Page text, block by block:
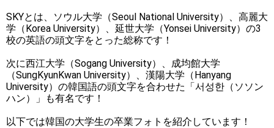
SKYとは、ソウル大学（Seoul National University）、高麗大
学（Korea University）、延世大学（Yonsei University）の3
校の英語の頭文字をとった総称です！
次に西江大学（Sogang University）、成均館大学
（SungKyunKwan University）、漢陽大学（Hanyang
University）の韓国語の頭文字を合わせた「서성한（ソソン
ハン）」も有名です！
以下では韓国の大学生の卒業フォトを紹介しています！